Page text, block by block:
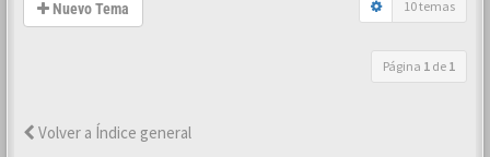
Nuevo Tema 10 temas
Página 1 de 1
Volver a Índice general